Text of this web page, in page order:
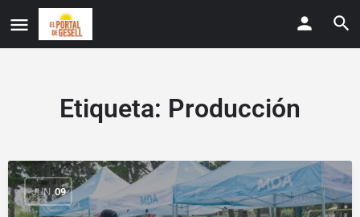
Etiqueta: Producción
JUN 09